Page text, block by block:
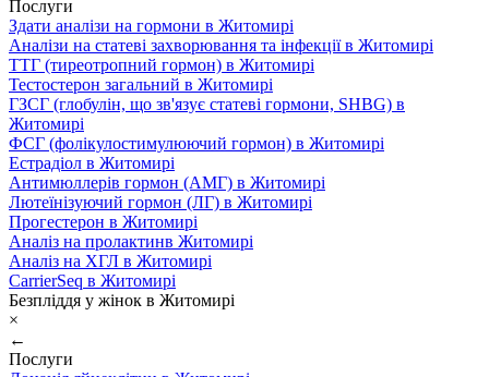
Послуги
Здати аналізи на гормони в Житомирі
Аналізи на статеві захворювання та інфекції в Житомирі
ТТГ (тиреотропний гормон) в Житомирі
Тестостерон загальний в Житомирі
ГЗСГ (глобулін, що зв'язує статеві гормони, SHBG) в
Житомирі
ФСГ (фолікулостимулюючий гормон) в Житомирі
Естрадіол в Житомирі
Антимюллерів гормон (АМГ) в Житомирі
Лютеїнізуючий гормон (ЛГ) в Житомирі
Прогестерон в Житомирі
Аналіз на пролактинв Житомирі
Аналіз на ХГЛ в Житомирі
CarrierSeq в Житомирі
Безпліддя у жінок в Житомирі
×
←
Послуги